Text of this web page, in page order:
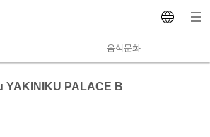
음식문화
YAKINIKU PALACE B